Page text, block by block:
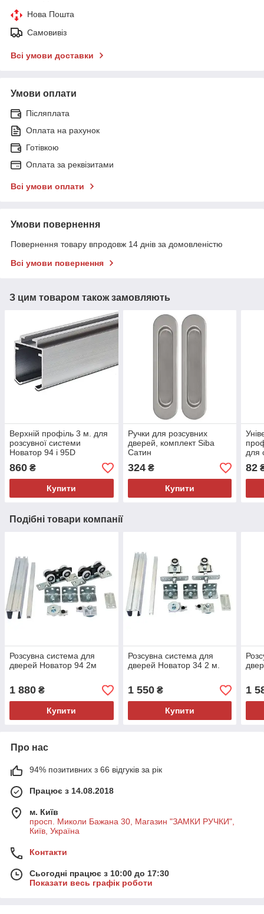
Нова Пошта
Самовивіз
Всі умови доставки
Умови оплати
Післяплата
Оплата на рахунок
Готівкою
Оплата за реквізитами
Всі умови оплати
Умови повернення
Повернення товару впродовж 14 днів за домовленістю
Всі умови повернення
З цим товаром також замовляють
Верхній профіль 3 м. для
розсувної системи
Новатор 94 і 95D
860 ₴
Купити
Ручки для розсувних
дверей, комплект Siba
Сатин
324₴
Купити
для
82
Подібні товари компанії
Розсувна система для
дверей Новатор 94 2м
1 880 ₴
Купити
Розсувна система для
дверей Новатор 34 2 м.
1 550₴
Купити
1
Про нас
94% позитивних з 66 відгуків за рік
Працює з 14.08.2018
м. Київ
просп. Миколи Бажана 30, Магазин "ЗАМКИ РУЧКИ",
Київ, Україна
Контакти
Сьогодні працює з 10:00 до 17:30
Показати весь графік роботи